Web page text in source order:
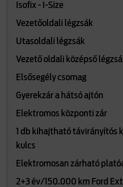
Isofix - I-Size
Vezetőoldali légzsák
Utasoldali légzsák
Vezető oldali középső
Elsősegély csomag
Gyerekzár a hátsó ajtón
Elektromos központi zár
1 db kihajtható távirányítós
kulcs
Elektromosan zárható
2+3 év/150.000 km Ford